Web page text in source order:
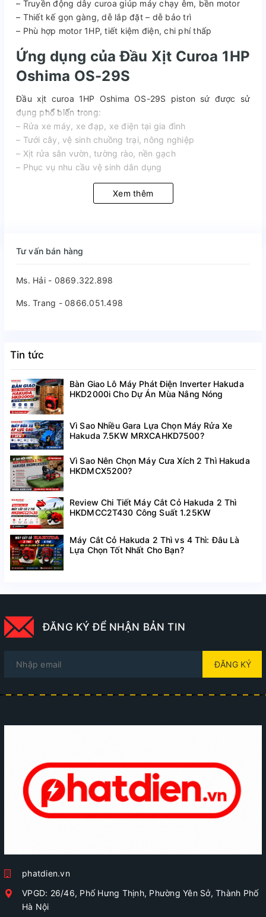
– Truyền động dây curoa giúp máy chạy êm, bền motor
– Thiết kế gọn gàng, dễ lắp đặt – dễ bảo trì
– Phù hợp motor 1HP, tiết kiệm điện, chi phí thấp
Ứng dụng của Đầu Xịt Curoa 1HP
Oshima OS-29S
Đầu xịt curoa 1HP Oshima OS-29S piston sứ được sử
dụng phổ biến trong:
– Rửa xe máy, xe đạp, xe điện tại gia đình
– Tưới cây, vệ sinh chuồng trại, nông nghiệp
– Xịt rửa sân vườn, tường rào, nền gạch
– Phục vụ nhu cầu vệ sinh dân dụng
Xem thêm
Tư vấn bán hàng
Ms. Hải - 0869.322.898
Ms. Trang - 0866.051.498
Tin tức
Bàn Giao Lô Máy Phát Điện Inverter Hakuda
HKD2000i Cho Dự Án Mùa Nắng Nóng
Vì Sao Nhiều Gara Lựa Chọn Máy Rửa Xe
Hakuda 7.5KW MRXCAHKD7500?
Vì Sao Nên Chọn Máy Cưa Xích 2 Thì Hakuda
HKDMCX5200?
Review Chi Tiết Máy Cắt Cỏ Hakuda 2 Thì
HKDMCC2T430 Công Suất 1.25KW
Máy Cắt Cỏ Hakuda 2 Thì vs 4 Thì: Đâu Là
Lựa Chọn Tốt Nhất Cho Bạn?
ĐĂNG KÝ ĐỂ NHẬN BẢN TIN
ĐĂNG KÝ
phatdien.vn
VPGD: 26/46, Phố Hưng Thịnh, Phường Yên Sở, Thành Phố
Hà Nội